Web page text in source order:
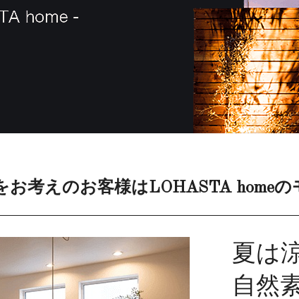
お考えのお客様はLOHASTA home
夏は
自然